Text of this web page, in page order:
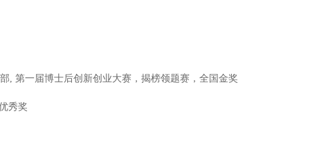
, 第一届博士后创新创业大赛，揭榜领题赛，全国金奖
秀奖